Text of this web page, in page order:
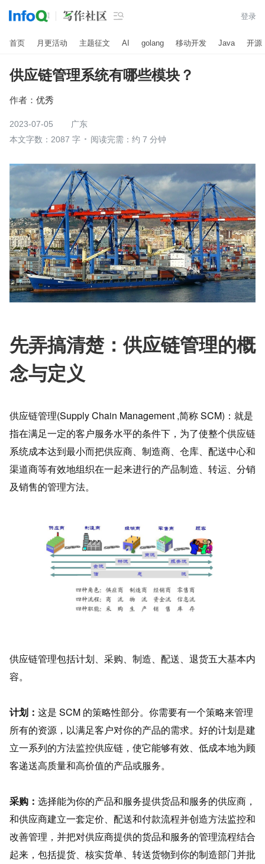
 登录
首页 月更活动 主题征文 AI golang 移动开发 Java 开源
供应链管理系统有哪些模块？
作者： 优秀
2023-07-05
广东
本文字数：2087 字
阅读完需：约 7 分钟
先弄搞清楚：供应链管理的概
念与定义
供应链管理(Supply Chain Management ,简称 SCM)：就是
指在满足一定的客户服务水平的条件下，为了使整个供应链
系统成本达到最小而把供应商、制造商、仓库、配送中心和
渠道商等有效地组织在一起来进行的产品制造、转运、分销
及销售的管理方法。
供应链管理包括计划、采购、制造、配送、退货五大基本内
容。
计划： 这是 SCM 的策略性部分。你需要有一个策略来管理
所有的资源，以满足客户对你的产品的需求。好的计划是建
立一系列的方法监控供应链，使它能够有效、低成本地为顾
客递送高质量和高价值的产品或服务。
采购： 选择能为你的产品和服务提供货品和服务的供应商，
和供应商建立一套定价、配送和付款流程并创造方法监控和
改善管理，并把对供应商提供的货品和服务的管理流程结合
起来，包括提货、核实货单、转送货物到你的制造部门并批